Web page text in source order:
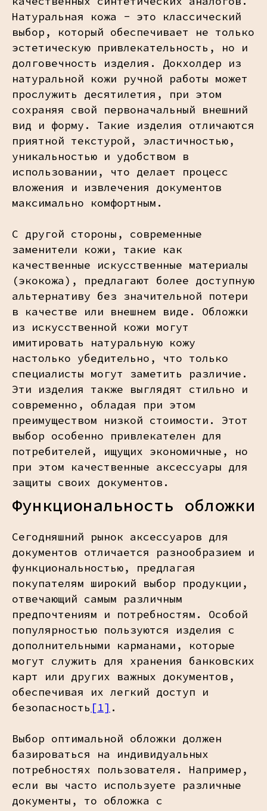
Натуральная кожа - это классический
выбор, который обеспечивает не только
эстетическую привлекательность, но и
долговечность изделия. Докхолдер из
натуральной кожи ручной работы может
прослужить десятилетия, при этом
сохраняя свой первоначальный внешний
вид и форму. Такие изделия отличаются
приятной текстурой, эластичностью,
уникальностью и удобством в
использовании, что делает процесс
вложения и извлечения документов
максимально комфортным.
С другой стороны, современные
заменители кожи, такие как
качественные искусственные материалы
(экокожа), предлагают более доступную
альтернативу без значительной потери
в качестве или внешнем виде. Обложки
из искусственной кожи могут
имитировать натуральную кожу
настолько убедительно, что только
специалисты могут заметить различие.
Эти изделия также выглядят стильно и
современно, обладая при этом
преимуществом низкой стоимости. Этот
выбор особенно привлекателен для
потребителей, ищущих экономичные, но
при этом качественные аксессуары для
защиты своих документов.
Функциональность обложки
Сегодняшний рынок аксессуаров для
документов отличается разнообразием и
функциональностью, предлагая
покупателям широкий выбор продукции,
отвечающий самым различным
предпочтениям и потребностям. Особой
популярностью пользуются изделия с
дополнительными карманами, которые
могут служить для хранения банковских
карт или других важных документов,
обеспечивая их легкий доступ и
безопасность [1] .
Выбор оптимальной обложки должен
базироваться на индивидуальных
потребностях пользователя. Например,
если вы часто используете различные
документы, то обложка с